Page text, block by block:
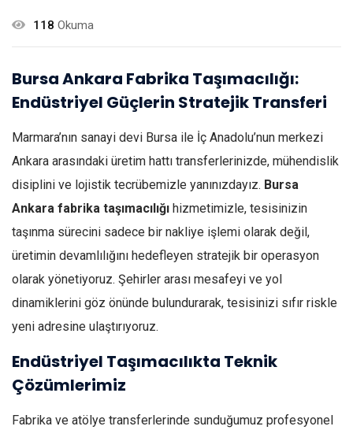
118 Okuma
Bursa Ankara Fabrika Taşımacılığı:
Endüstriyel Güçlerin Stratejik Transferi
Marmara’nın sanayi devi Bursa ile İç Anadolu’nun merkezi
Ankara arasındaki üretim hattı transferlerinizde, mühendislik
disiplini ve lojistik tecrübemizle yanınızdayız. Bursa
Ankara fabrika taşımacılığı hizmetimizle, tesisinizin
taşınma sürecini sadece bir nakliye işlemi olarak değil,
üretimin devamlılığını hedefleyen stratejik bir operasyon
olarak yönetiyoruz. Şehirler arası mesafeyi ve yol
dinamiklerini göz önünde bulundurarak, tesisinizi sıfır riskle
yeni adresine ulaştırıyoruz.
Endüstriyel Taşımacılıkta Teknik
Çözümlerimiz
Fabrika ve atölye transferlerinde sunduğumuz profesyonel